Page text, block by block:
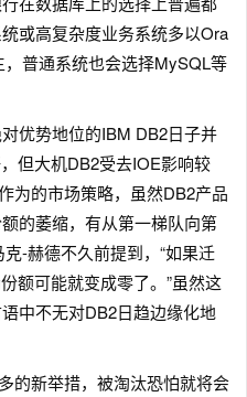
或高复杂度业务系统多以Ora
普通系统也会选择MySQL等
优势地位的IBM DB2日子并
但大机DB2受去IOE影响较
为的市场策略，虽然DB2产品
的萎缩，有从第一梯队向第
-赫德不久前提到，“如果迁
额可能就变成零了。”虽然这
中不无对DB2日趋边缘化地
的新举措，被淘汰恐怕就将会